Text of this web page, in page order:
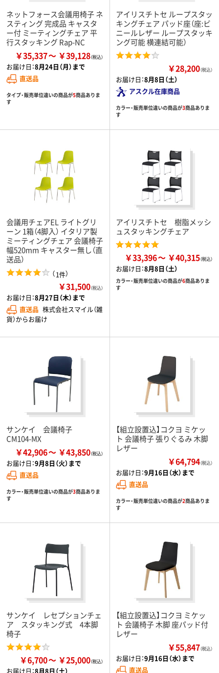
ネットフォース会議用椅子 ネ
スティング 完成品 キャスタ
ー付 ミーティングチェア 平
行スタッキング Rap-NC
￥35,337 ￥39,128
お届け日：8月24日（月）まで
直送品
タイプ・販売単位違いの商品が5商品ありま
す
アイリスチトセ ループスタッ
キングチェア パッド座（座:ビ
ニールレザー ループスタッキ
ング可能 横連結可能）
￥28,200（税込）
お届け日：8月8日（土）
アスクル在庫商品
カラー・販売単位違いの商品が3商品ありま
す
会議用チェアEL ライトグリ
ーン 1箱（4脚入） イタリア製
ミーティングチェア 会議椅子
幅520mm キャスター無し（直
送品）
（1件）
￥31,500（税込）
お届け日：8月27日（木）まで
直送品 株式会社スマイル（雑
貨）からお届け
アイリスチトセ 樹脂メッシ
ュスタッキングチェア
￥33,396 ￥40,315
お届け日：8月8日（土）
カラー・販売単位違いの商品が6商品ありま
す
サンケイ 会議椅子
CM104-MX
￥42,906 ￥43,850
お届け日：9月8日（火）まで
直送品
カラー・販売単位違いの商品が3商品ありま
す
【組立設置込】コクヨ ミケッ
ト 会議椅子 張りぐるみ 木脚
レザー
￥64,794（税込）
お届け日：9月16日（水）まで
直送品
カラー・販売単位違いの商品が2商品ありま
す
サンケイ レセプションチェ
ア スタッキング式 4本脚
椅子
￥6,700 ￥25,000
お届け日：8月8日（土）
【組立設置込】コクヨ ミケッ
ト 会議椅子 木脚 座パッド付
レザー
￥55,847（税込）
お届け日：9月16日（水）まで
直送品